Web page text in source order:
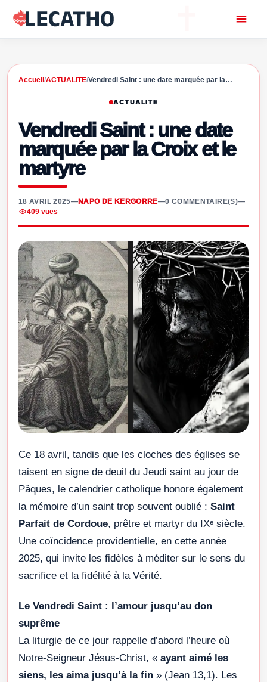
Accueil /ACTUALITE/Vendredi Saint : une date marquée par la…
ACTUALITE
Vendredi Saint : une date
marquée par la Croix et le
martyre
18 AVRIL 2025—NAPO DE KERGORRE—0 COMMENTAIRE(S)—
409 vues
Ce 18 avril, tandis que les cloches des églises se
taisent en signe de deuil du Jeudi saint au jour de
Pâques, le calendrier catholique honore également
la mémoire d’un saint trop souvent oublié : Saint
Parfait de Cordoue, prêtre et martyr du IXᵉ siècle.
Une coïncidence providentielle, en cette année
2025, qui invite les fidèles à méditer sur le sens du
sacrifice et la fidélité à la Vérité.
Le Vendredi Saint : l’amour jusqu’au don
suprême
La liturgie de ce jour rappelle d’abord l’heure où
Notre-Seigneur Jésus-Christ, « ayant aimé les
siens, les aima jusqu’à la fin » (Jean 13,1). Les